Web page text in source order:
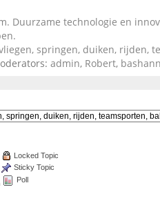
Duurzame technologie en
springen, duiken, rijden,
admin, Robert,
Locked Topic
Sticky Topic
Poll